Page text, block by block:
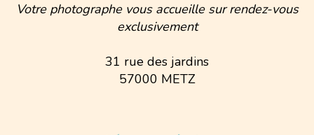
Votre photographe vous accueille sur rendez-vous
exclusivement
31 rue des jardins
57000 METZ